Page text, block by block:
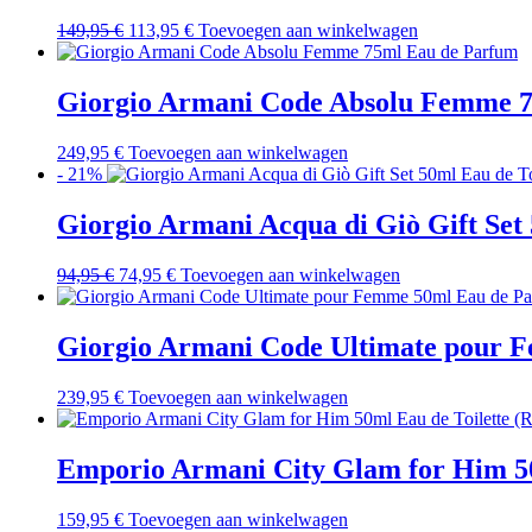
149,95€ Oorspronkelijke
prijs
149,95 €.
113,95 €Huidige
prijs
113,95 €.
Toevoegen aan winkelwagen
Giorgio Armani Code Absolu Femme
249,95 € Toevoegen aan winkelwagen
- 21%
Giorgio Armani Acqua di Giò Gift Set
94,95€ Oorspronkelijke
prijs
94,95 €.
74,95 €Huidige
prijs
Toevoegen aan winkelwagen
Giorgio Armani Code Ultimate pour
239,95 € Toevoegen aan winkelwagen
Emporio Armani City Glam for Him
159,95 € Toevoegen aan winkelwagen